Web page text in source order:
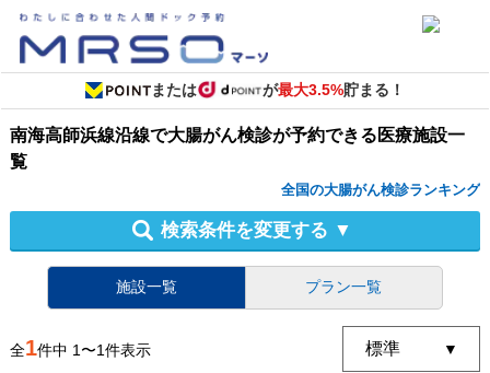
または が最大3.5%貯まる！
南海高師浜線沿線で大腸がん検診が予約できる医療施設一
覧
全国の大腸がん検診ランキング
検索条件を変更する ▼
施設一覧 プラン一覧
全1件中 1〜1件表示